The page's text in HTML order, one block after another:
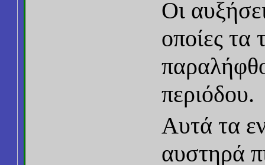
Οι
οποίες τα
περιόδου.
Αυτά τα
αυστηρά